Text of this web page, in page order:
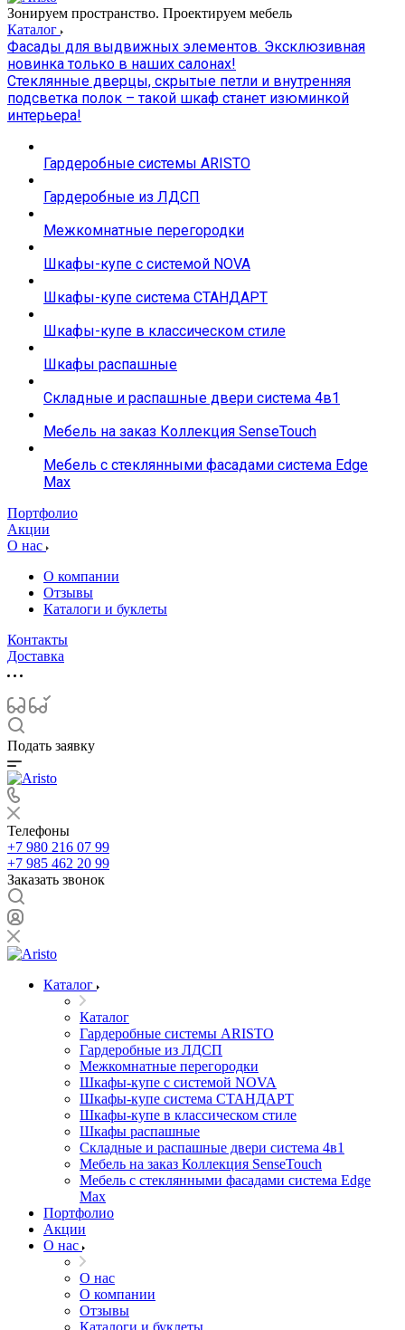
Зонируем пространство. Проектируем мебель
Каталог
Фасады для выдвижных элементов. Эксклюзивная
новинка только в наших салонах!
Стеклянные дверцы, скрытые петли и внутренняя
подсветка полок – такой шкаф станет изюминкой
интерьера!
Гардеробные системы ARISTO
Гардеробные из ЛДСП
Межкомнатные перегородки
Шкафы-купе с системой NOVA
Шкафы-купе система СТАНДАРТ
Шкафы-купе в классическом стиле
Шкафы распашные
Складные и распашные двери система 4в1
Мебель на заказ Коллекция SenseTouch
Мебель с стеклянными фасадами система Edge
Max
Портфолио
Акции
О нас
О компании
Отзывы
Каталоги и буклеты
Контакты
Доставка
Подать заявку
Телефоны
+7 980 216 07 99
+7 985 462 20 99
Заказать звонок
Каталог
Каталог
Гардеробные системы ARISTO
Гардеробные из ЛДСП
Межкомнатные перегородки
Шкафы-купе с системой NOVA
Шкафы-купе система СТАНДАРТ
Шкафы-купе в классическом стиле
Шкафы распашные
Складные и распашные двери система 4в1
Мебель на заказ Коллекция SenseTouch
Мебель с стеклянными фасадами система Edge
Max
Портфолио
Акции
О нас
О нас
О компании
Отзывы
Каталоги и буклеты